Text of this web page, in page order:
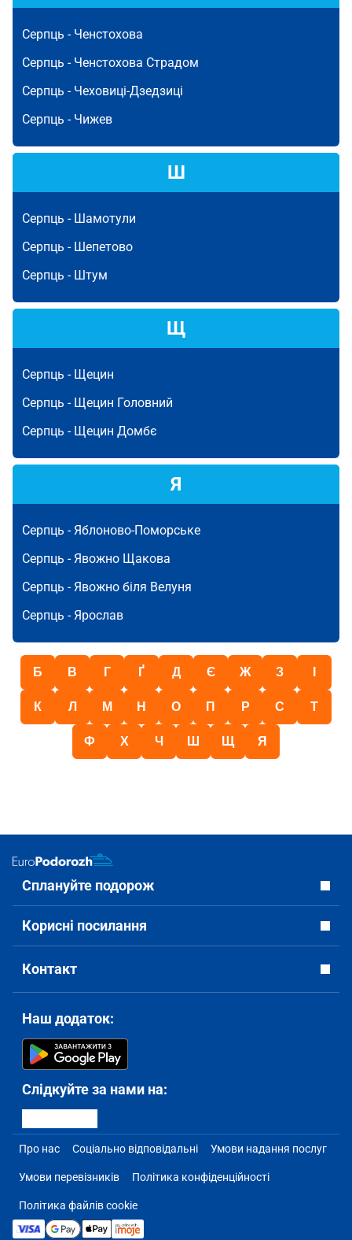
Серпць - Ченстохова
Серпць - Ченстохова Страдом
Серпць - Чеховиці-Дзедзиці
Серпць - Чижев
Ш
Серпць - Шамотули
Серпць - Шепетово
Серпць - Штум
Щ
Серпць - Щецин
Серпць - Щецин Головний
Серпць - Щецин Домбє
Я
Серпць - Яблоново-Поморське
Серпць - Явожно Щакова
Серпць - Явожно біля Велуня
Серпць - Ярослав
Б В Г Ґ Д Є Ж З
К Л М Н О П Р С Т
Ф Х Ч Ш Щ Я
Сплануйте подорож
Корисні посилання
Контакт
Наш додаток:
Слідкуйте за нами на:
Про нас Соціально відповідальні Умови надання послуг
Умови перевізників Політика конфіденційності
Політика файлів cookie